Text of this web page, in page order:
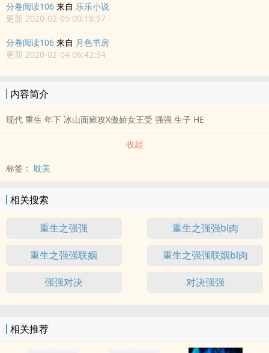
分卷阅读106 来自 乐乐小说
更新 2020-02-05 00:18:57
分卷阅读106 来自 月色书房
更新 2020-02-04 06:42:34
内容简介
现代 重生 年下 冰山面瘫攻X傲娇女王受 强强 生子 HE
收起
标签： 耽美
相关搜索
重生之强强 重生之强强bl肉
重生之强强联姻 重生之强强联姻bl肉
强强对决 对决强强
相关推荐